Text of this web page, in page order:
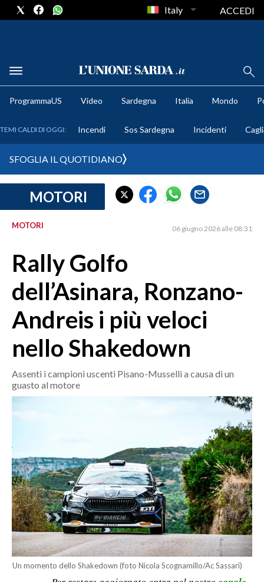
METEO
CRONACA SARDEGNA
MEDIO CAMPIDANO
ORISTANO E PROVINCIA
GALLURA
NUORO E PROVINCIA
OGLIASTRA
AGENDA
POLITICA
ECONOMIA
SERVIZI ALLE IMPRESE
LAVORO
BANDI
Italy ACCEDI
ProgrammaUS Video Sardegna Italia Mondo
TEMI CALDI DI OGGI: Incendi Sos Sardegna Incidenti
SFOGLIA IL QUOTIDIANO
MOTORI
MOTORI 06 giugno 2026 alle 08:31
Rally Golfo
dell’Asinara, Ronzano-
Andreis i più veloci
nello Shakedown
Assenti i campioni uscenti Pisano-Musselli a causa di un
guasto al motore
Un momento dello Shakedown (foto Nicola Scognamillo/Ac Sassari)